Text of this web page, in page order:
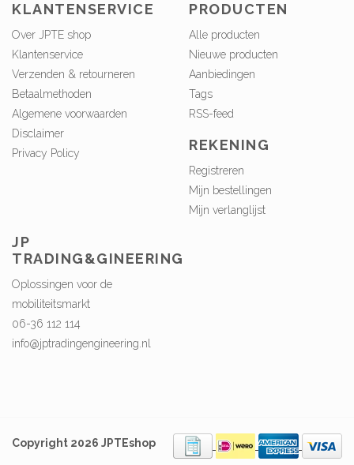
KLANTENSERVICE
Over JPTE shop
Klantenservice
Verzenden & retourneren
Betaalmethoden
Algemene voorwaarden
Disclaimer
Privacy Policy
PRODUCTEN
Alle producten
Nieuwe producten
Aanbiedingen
Tags
RSS-feed
REKENING
Registreren
Mijn bestellingen
Mijn verlanglijst
JP
TRADING&GINEERING
Oplossingen voor de
mobiliteitsmarkt
06-36 112 114
info@jptradingengineering.nl
Copyright 2026 JPTEshop